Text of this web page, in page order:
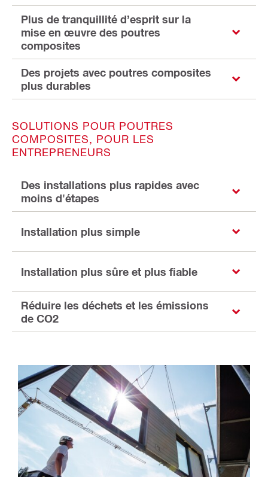
Plus de tranquillité d’esprit sur la
mise en œuvre des poutres
composites
Des projets avec poutres composites
plus durables
SOLUTIONS POUR POUTRES
COMPOSITES, POUR LES
ENTREPRENEURS
Des installations plus rapides avec
moins d'étapes
Installation plus simple
Installation plus sûre et plus fiable
Réduire les déchets et les émissions
de CO2